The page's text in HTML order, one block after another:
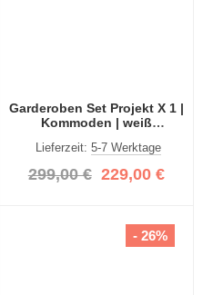
Garderoben Set Projekt X 1 |
Kommoden | weiß
Lieferzeit:5-7 Werktage
299,00 € 229,00 €
- 26%